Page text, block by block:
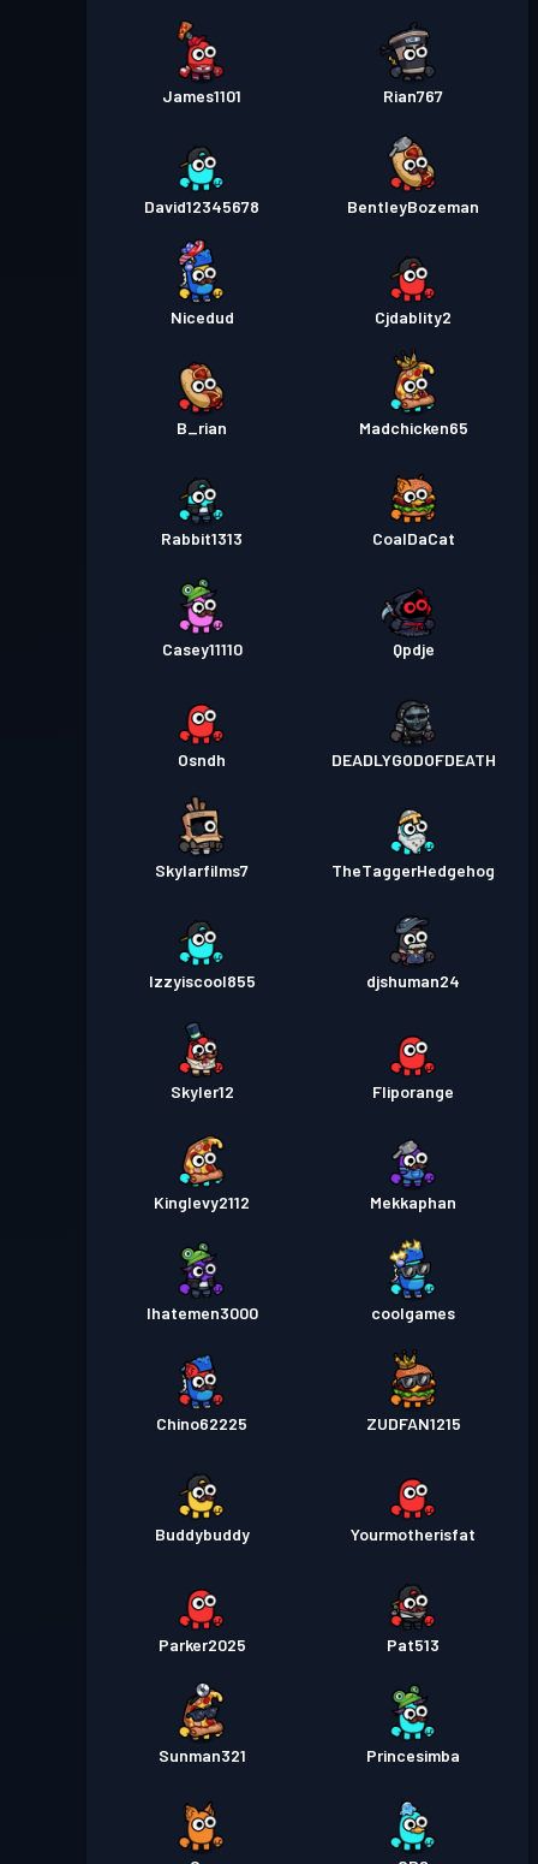
Przepustka bojowa
Season
Poziom
30
Przepustka bojowa
Poziom
15
James1101 Rian767
David12345678 BentleyBozeman
Nicedud Cjdablity2
B_rian Madchicken65
Rabbit1313 CoalDaCat
Casey11110 Qpdje
Osndh DEADLYGODOFDEATH
Skylarfilms7 TheTaggerHedgehog
Izzyiscool855 djshuman24
Skyler12 Fliporange
Kinglevy2112 Mekkaphan
Ihatemen3000 coolgames
Chino62225 ZUDFAN1215
Buddybuddy Yourmotherisfat
Parker2025 Pat513
Sunman321 Princesimba